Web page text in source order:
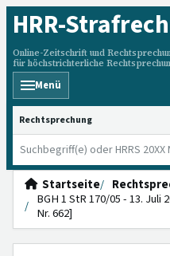
HRR-
Online-Zeitschrift und
für höchstrichterliche
Menü
HRRS durchsuchen
Startseite
BGH 1 StR 170/05 - 13. Juli
Nr. 662]